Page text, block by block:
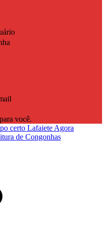
você.
Lafaiete Agora